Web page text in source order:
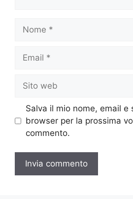
Nome
Email
Sito
web
Salva il mio nome, email
browser per la prossima
commento.